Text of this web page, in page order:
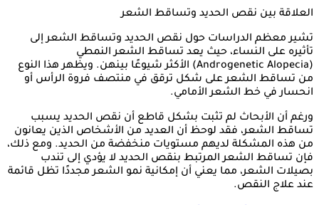
العلاقة بين نقص الحديد وتساقط الشعر
تشير معظم الدراسات حول نقص الحديد وتساقط الشعر إلى
تأثيره على النساء، حيث يعد تساقط الشعر النمطي
(Androgenetic Alopecia) الأكثر شيوعًا بينهن. ويظهر هذا النوع
من تساقط الشعر على شكل ترقق في منتصف فروة الرأس أو
انحسار في خط الشعر الأمامي.
ورغم أن الأبحاث لم تثبت بشكل قاطع أن نقص الحديد يسبب
تساقط الشعر، فقد لوحظ أن العديد من الأشخاص الذين يعانون
من هذه المشكلة لديهم مستويات منخفضة من الحديد. ومع ذلك،
فإن تساقط الشعر المرتبط بنقص الحديد لا يؤدي إلى تندب
بصيلات الشعر، مما يعني أن إمكانية نمو الشعر مجددًا تظل قائمة
عند علاج النقص.